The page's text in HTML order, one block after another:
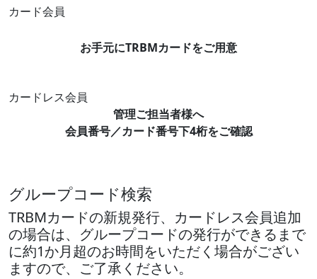
カード会員
お手元にTRBMカードをご用意
カードレス会員
管理ご担当者様へ
会員番号／カード番号下4桁をご確認
グループコード検索
TRBMカードの新規発行、カードレス会員追加
の場合は、グループコードの発行ができるまで
に約1か月超のお時間をいただく場合がござい
ますので、ご了承ください。